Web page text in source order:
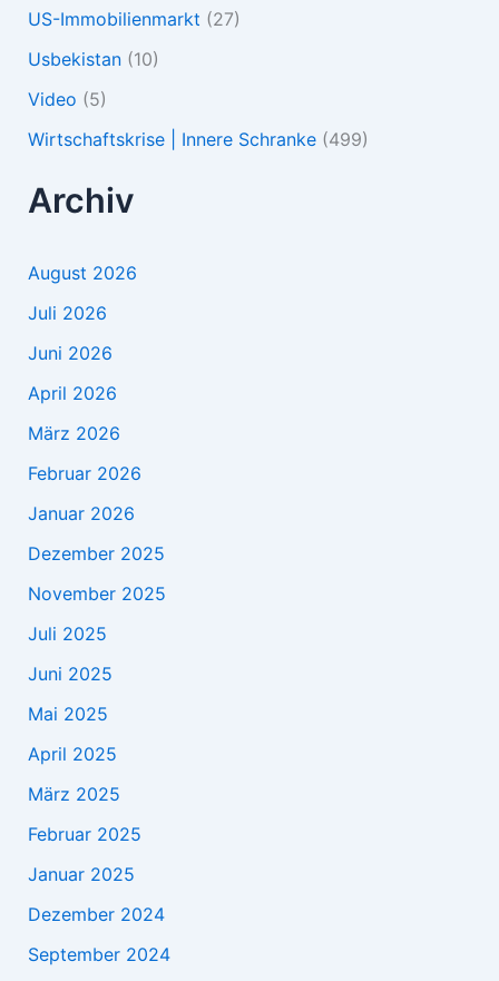
US-Immobilienmarkt (27)
Usbekistan(10)
Video (5)
Wirtschaftskrise | Innere Schranke(499)
Archiv
August 2026
Juli 2026
Juni 2026
April 2026
März 2026
Februar 2026
Januar 2026
Dezember 2025
November 2025
Juli 2025
Juni 2025
Mai 2025
April 2025
März 2025
Februar 2025
Januar 2025
Dezember 2024
September 2024